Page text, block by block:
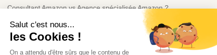
Consultant Amazon vs Agence spécialisée Amazon ?
Politique de confidentialité
Consultant IA à Montréal | Intégration IA & Automatisation |